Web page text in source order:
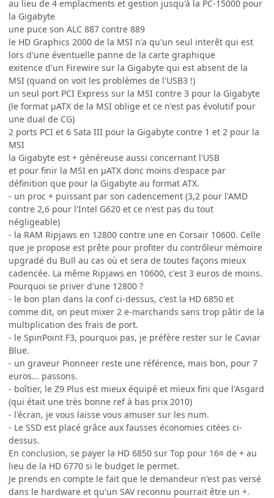
au lieu de 4 emplacments et gestion jusqu'à la PC-15000 pour
la Gigabyte
une puce son ALC 887 contre 889
le HD Graphics 2000 de la MSI n'a qu'un seul interêt qui est
lors d'une éventuelle panne de la carte graphique
exitence d'un Firewire sur la Gigabyte qui est absent de la
MSI (quand on voit les problèmes de l'USB3 !)
un seul port PCI Express sur la MSI contre 3 pour la Gigabyte
(le format µATX de la MSI oblige et ce n'est pas évolutif pour
une dual de CG)
2 ports PCI et 6 Sata III pour la Gigabyte contre 1 et 2 pour la
MSI
la Gigabyte est + généreuse aussi concernant l'USB
et pour finir la MSI en µATX donc moins d'espace par
définition que pour la Gigabyte au format ATX.
- un proc + puissant par son cadencement (3,2 pour l'AMD
contre 2,6 pour l'Intel G620 et ce n'est pas du tout
négligeable)
- la RAM Ripjaws en 12800 contre une en Corsair 10600. Celle
que je propose est prête pour profiter du contrôleur mémoire
upgradé du Bull au cas où et sera de toutes façons mieux
cadencée. La même Ripjaws en 10600, c'est 3 euros de moins.
Pourquoi se priver d'une 12800 ?
- le bon plan dans la conf ci-dessus, c'est la HD 6850 et
comme dit, on peut mixer 2 e-marchands sans trop pâtir de la
multiplication des frais de port.
- le SpinPoint F3, pourquoi pas, je préfère rester sur le Caviar
Blue.
- un graveur Pionneer reste une référence, mais bon, pour 7
euros... passons.
- boîtier, le Z9 Plus est mieux équipé et mieux fini que l'Asgard
(qui était une très bonne ref à bas prix 2010)
- l'écran, je vous laisse vous amuser sur les num.
- Le SSD est placé grâce aux fausses économies citées ci-
dessus.
En conclusion, se payer la HD 6850 sur Top pour 16¤ de + au
lieu de la HD 6770 si le budget le permet.
Je prends en compte le fait que le demandeur n'est pas versé
dans le hardware et qu'un SAV reconnu pourrait être un +.